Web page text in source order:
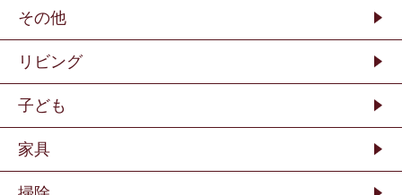
その他
リビング
子ども
家具